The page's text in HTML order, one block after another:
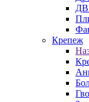
Крепеж